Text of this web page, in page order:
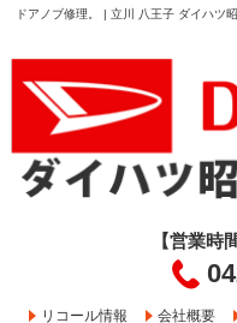
ドアノブ修理。 | 立川 八王子 ダイハ
【営業時
リコール情報 会社概要